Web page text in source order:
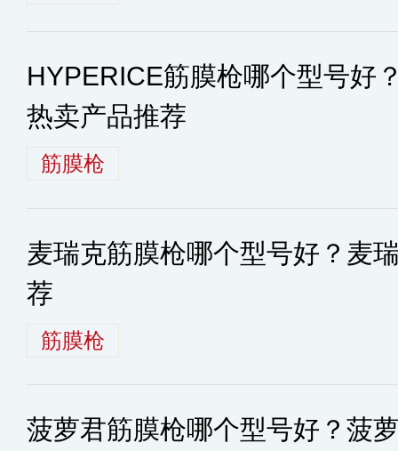
HYPERICE筋膜枪哪个型号好
热卖产品推荐
筋膜枪
麦瑞克筋膜枪哪个型号好？麦
荐
筋膜枪
菠萝君筋膜枪哪个型号好？菠